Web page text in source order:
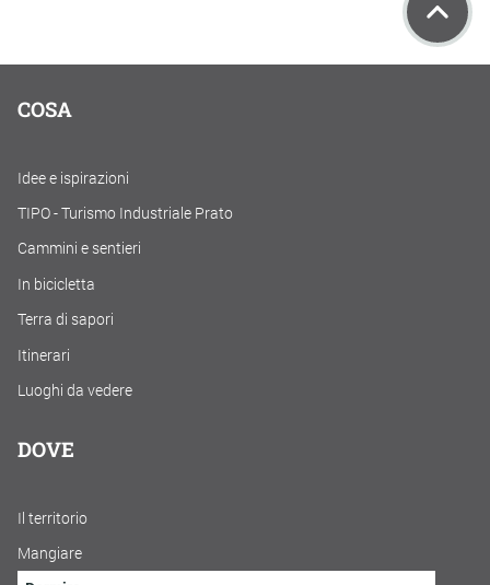
COSA
Idee e ispirazioni
TIPO - Turismo Industriale Prato
Cammini e sentieri
In bicicletta
Terra di sapori
Itinerari
Luoghi da vedere
DOVE
Il territorio
Mangiare